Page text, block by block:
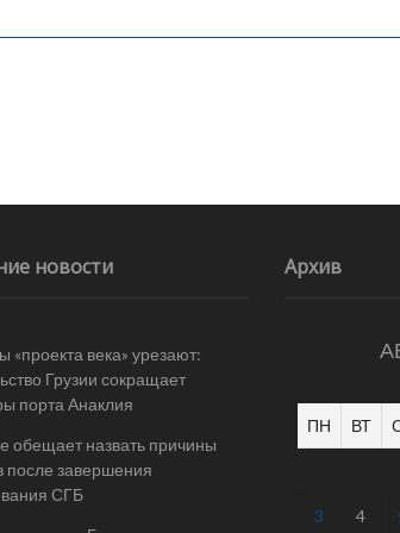
новости
«проекта века» урезают:
Грузии сокращает
порта Анаклия
обещает назвать причины
после завершения
СГБ
Архив
ПН ВТ
3 4